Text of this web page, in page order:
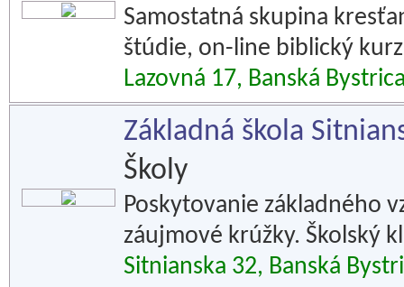
Samostatná skupina
štúdie, on-line biblický
Lazovná 17, Banská
Základná škola
Školy
Poskytovanie základného
záujmové krúžky. Školský
Sitnianska 32, Banská